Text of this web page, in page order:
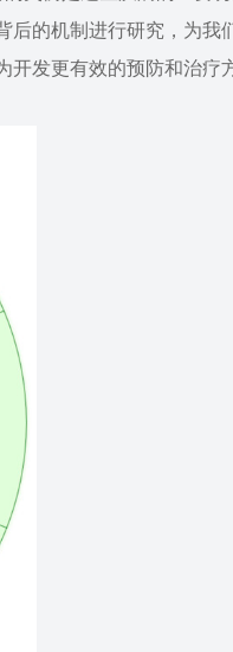
后的机制进行研究，为我
开发更有效的预防和治疗